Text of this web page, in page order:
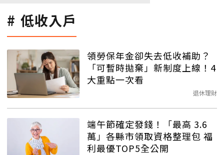
低收入戶
領勞保年金卻失去低收補助？
「可暫時拋棄」新制度上線！4
大重點一次看
退休理財
端午節確定發錢！「最高 3.6
萬」各縣市領取資格整理包 福
利最優TOP5全公開